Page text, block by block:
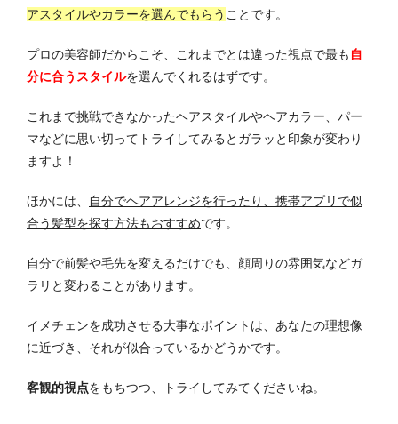
アスタイルやカラーを選んでもらう ことです。
プロの美容師だからこそ、これまでとは違った視点で最も 自
分に合うスタイルを選んでくれるはずです。
これまで挑戦できなかったヘアスタイルやヘアカラー、パー
マなどに思い切ってトライしてみるとガラッと印象が変わり
ますよ！
ほかには、
自分でヘアアレンジを行ったり、携帯アプリで似
合う髪型を探す方法もおすすめです。
自分で前髪や毛先を変えるだけでも、顔周りの雰囲気などガ
ラリと変わることがあります。
イメチェンを成功させる大事なポイントは、あなたの理想像
に近づき、それが似合っているかどうかです。
客観的視点をもちつつ、トライしてみてくださいね。